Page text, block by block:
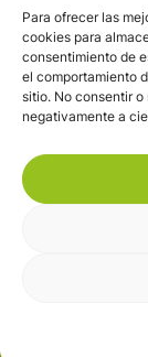
Para ofrecer las
cookies para
consentimiento de
el comportamiento
sitio. No consentir
negativamente a
PROYECTOS
SERVICIOS
AVISO LEGAL